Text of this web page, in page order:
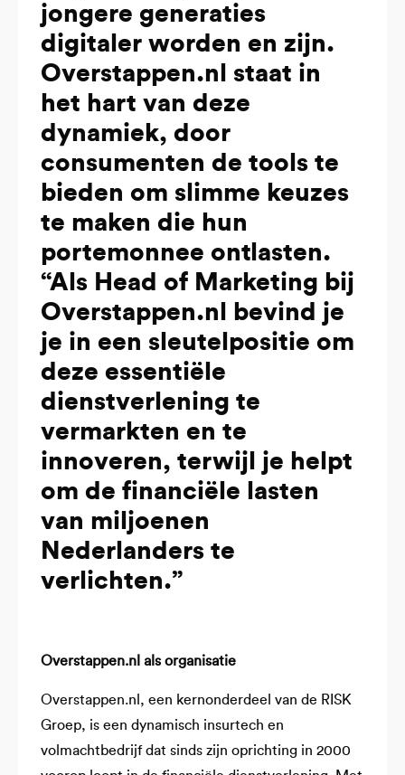
jongere generaties
digitaler worden en zijn.
Overstappen.nl staat in
het hart van deze
dynamiek, door
consumenten de tools te
bieden om slimme keuzes
te maken die hun
portemonnee ontlasten.
“Als Head of Marketing bij
Overstappen.nl bevind je
je in een sleutelpositie om
deze essentiële
dienstverlening te
vermarkten en te
innoveren, terwijl je helpt
om de financiële lasten
van miljoenen
Nederlanders te
verlichten.”
Overstappen.nl als organisatie
Overstappen.nl, een kernonderdeel van de RISK
Groep, is een dynamisch insurtech en
volmachtbedrijf dat sinds zijn oprichting in 2000